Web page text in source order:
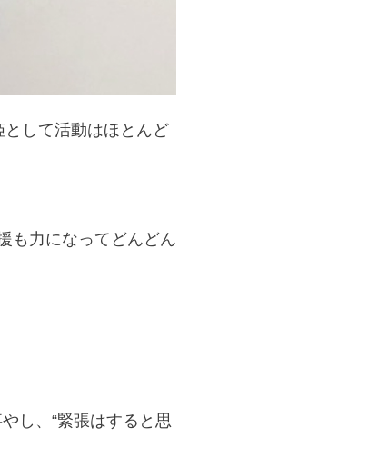
して活動はほとんど
も力になってどんどん
し、“緊張はすると思